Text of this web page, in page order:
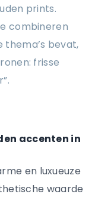
prints.
combineren
bevat,
frisse
accenten in
en luxueuze
waarde